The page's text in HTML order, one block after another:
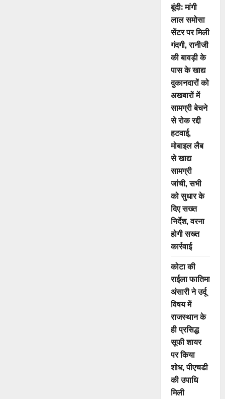
बूंदी: मांगी
लाल समोसा
सेंटर पर मिली
गंदगी, रानीजी
की बावड़ी के
पास के खाद्य
दुकानदारों को
अखबारों में
सामग्री बेचने
से रोक रद्दी
हटवाई,
मोबाइल लैब
से खाद्य
सामग्री
जांची, सभी
को सुधार के
दिए सख्त
निर्देश, वरना
होगी सख्त
कार्रवाई
कोटा की
राईला फातिमा
अंसारी ने उर्दू
विषय में
राजस्थान के
ही प्रसिद्ध
सूफी शायर
पर किया
शोध, पीएचडी
की उपाधि
मिली